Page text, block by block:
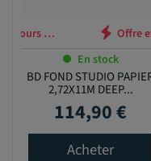
cours …
En stock
BD FOND STUDIO
2,72X11M DEEP...
Prix
114,90 €
Acheter